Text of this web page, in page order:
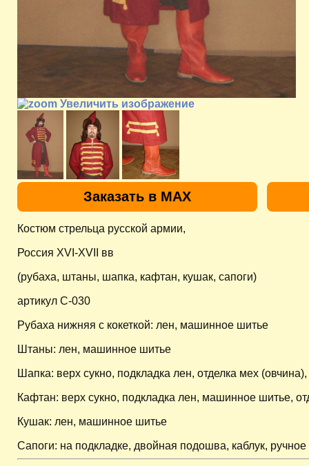
Увеличить изображение
Заказать в MAX
Костюм стрельца русской армии,
Россия XVI-XVII вв
(рубаха, штаны, шапка, кафтан, кушак, сапоги)
артикул C-030
Рубаха нижняя с кокеткой: лен, машинное шитье
Штаны: лен, машинное шитье
Шапка: верх сукно, подкладка лен, отделка мех
Кафтан: верх сукно, подкладка лен, машинное шитье,
Кушак: лен, машинное шитье
Сапоги: на подкладке, двойная подошва, каблук,